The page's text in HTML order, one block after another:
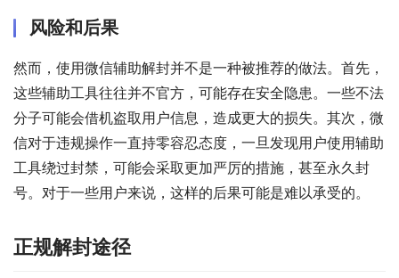
风险和后果
然而，使用微信辅助解封并不是一种被推荐的做法。首先，
这些辅助工具往往并不官方，可能存在安全隐患。一些不法
分子可能会借机盗取用户信息，造成更大的损失。其次，微
信对于违规操作一直持零容忍态度，一旦发现用户使用辅助
工具绕过封禁，可能会采取更加严厉的措施，甚至永久封
号。对于一些用户来说，这样的后果可能是难以承受的。
正规解封途径